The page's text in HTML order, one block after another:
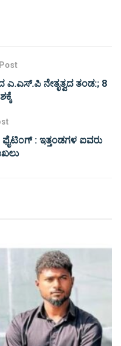
ಎ.ಎಸ್.ಪಿ ನೇತೃತ್ವದ ತಂಡ:; 8
: ಇತ್ತಂಡಗಳ ಐವರು